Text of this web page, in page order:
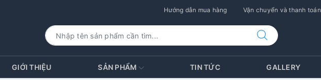
Hướng dẫn mua hàng Vận chuyển và thanh toán
GIỚI THIỆU SẢN PHẨM TIN TỨC GALLERY